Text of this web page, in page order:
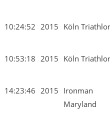
10:24:52 2015 Köln
10:53:18 2015 Köln
14:23:46 2015 Ironman
Maryland